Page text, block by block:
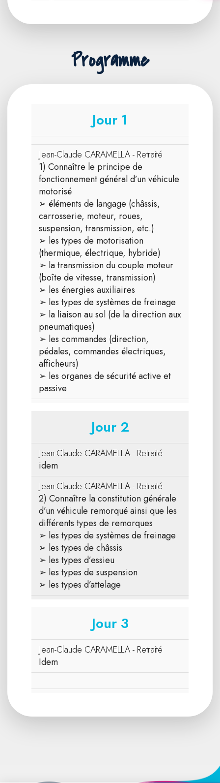
Programme
Jour 1
Jean-Claude CARAMELLA - Retraité
1) Connaître le principe de
fonctionnement général d’un véhicule
motorisé
➢ éléments de langage (châssis,
carrosserie, moteur, roues,
suspension, transmission, etc.)
➢ les types de motorisation
(thermique, électrique, hybride)
➢ la transmission du couple moteur
(boîte de vitesse, transmission)
➢ les énergies auxiliaires
➢ les types de systèmes de freinage
➢ la liaison au sol (de la direction aux
pneumatiques)
➢ les commandes (direction,
pédales, commandes électriques,
afficheurs)
➢ les organes de sécurité active et
passive
Jour 2
Jean-Claude CARAMELLA - Retraité
idem
Jean-Claude CARAMELLA - Retraité
2) Connaître la constitution générale
d’un véhicule remorqué ainsi que les
différents types de remorques
➢ les types de systèmes de freinage
➢ les types de châssis
➢ les types d’essieu
➢ les types de suspension
➢ les types d’attelage
Jour 3
Jean-Claude CARAMELLA - Retraité
Idem